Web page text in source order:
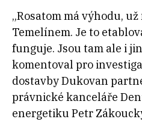
„Rosatom má výhodu,
Temelínem. Je to
funguje. Jsou tam ale i
komentoval pro
dostavby Dukovan
právnické kanceláře
energetiku Petr